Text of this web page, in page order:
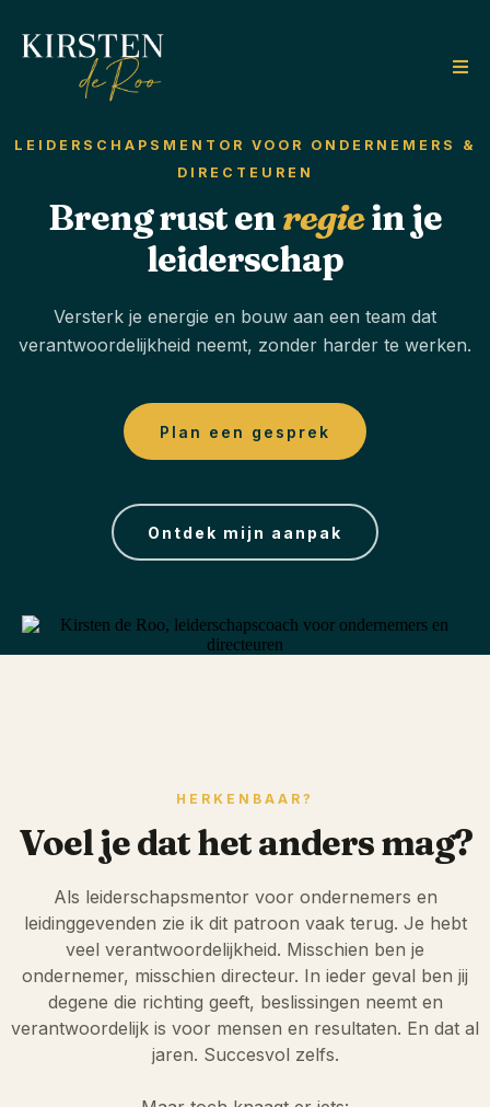
LEIDERSCHAPSMENTOR VOOR ONDERNEMERS &
DIRECTEUREN
Breng rust enregiein je
leiderschap
Versterk je energie en bouw aan een team dat
verantwoordelijkheid neemt, zonder harder te werken.
Plan een gesprek
Ontdek mijn aanpak
HERKENBAAR?
Voel je dat het anders mag?
Als leiderschapsmentor voor ondernemers en
leidinggevenden zie ik dit patroon vaak terug. Je hebt
veel verantwoordelijkheid. Misschien ben je
ondernemer, misschien directeur. In ieder geval ben jij
degene die richting geeft, beslissingen neemt en
verantwoordelijk is voor mensen en resultaten. En dat al
jaren. Succesvol zelfs.